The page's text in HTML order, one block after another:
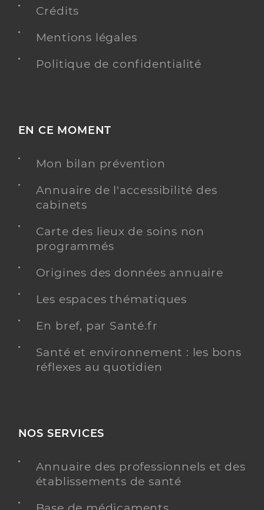
Crédits
Mentions légales
Politique de confidentialité
EN CE MOMENT
Mon bilan prévention
Annuaire de l'accessibilité des
cabinets
Carte des lieux de soins non
programmés
Origines des données annuaire
Les espaces thématiques
En bref, par Santé.fr
Santé et environnement : les bons
réflexes au quotidien
NOS SERVICES
Annuaire des professionnels et des
établissements de santé